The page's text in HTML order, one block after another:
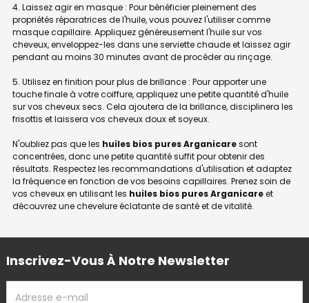
4. Laissez agir en masque : Pour bénéficier pleinement des
propriétés réparatrices de l'huile, vous pouvez l'utiliser comme
masque capillaire. Appliquez généreusement l'huile sur vos
cheveux, enveloppez-les dans une serviette chaude et laissez agir
pendant au moins 30 minutes avant de procéder au rinçage.
5. Utilisez en finition pour plus de brillance : Pour apporter une
touche finale à votre coiffure, appliquez une petite quantité d'huile
sur vos cheveux secs. Cela ajoutera de la brillance, disciplinera les
frisottis et laissera vos cheveux doux et soyeux.
N'oubliez pas que les huiles bios pures Arganicaresont
concentrées, donc une petite quantité suffit pour obtenir des
résultats. Respectez les recommandations d'utilisation et adaptez
la fréquence en fonction de vos besoins capillaires. Prenez soin de
vos cheveux en utilisant les huiles bios pures Arganicareet
découvrez une chevelure éclatante de santé et de vitalité.
Inscrivez-Vous À Notre Newsletter
EMAIL